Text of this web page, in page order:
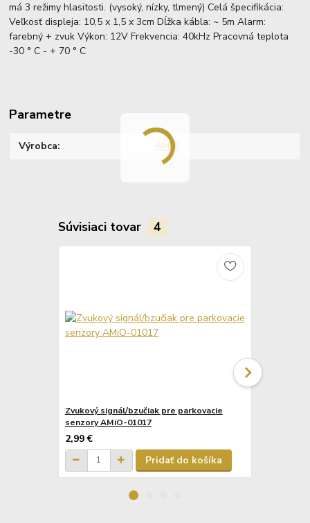
má 3 režimy hlasitosti. (vysoký, nízky, tlmený) Celá špecifikácia:
Veľkosť displeja: 10,5 x 1,5 x 3cm Dĺžka kábla: ~ 5m Alarm:
farebný + zvuk Výkon: 12V Frekvencia: 40kHz Pracovná teplota
-30 ° C - + 70 ° C
Parametre
Výrobca AMiO
Súvisiaci tovar 4
Zvukový signál/bzučiak pre parkovacie
senzory AMiO-01017
2,99 €
Pridať do košíka